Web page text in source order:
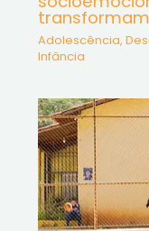
Adolescência,
Infância